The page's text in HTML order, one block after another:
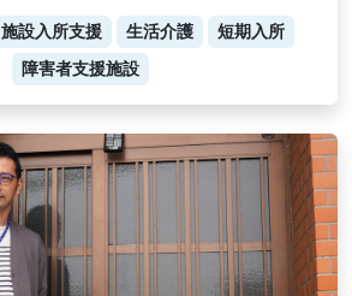
施設入所支援 生活介護
短期入所
障害者支援施設